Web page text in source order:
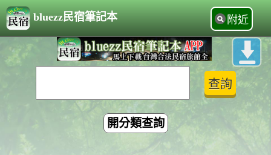
bluezz民宿筆記本 附近
開分類查詢